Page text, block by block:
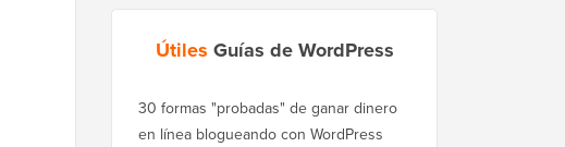
Útiles Guías de WordPress
30 formas "probadas" de ganar dinero
en línea blogueando con WordPress